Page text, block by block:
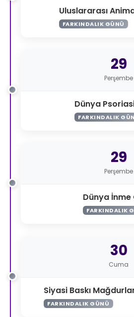
Uluslararası
FARKINDALIK GÜNÜ
29
Perşembe
Dünya
FARKINDALIK
29
Perşembe
Dünya İnme
FARKINDALIK
30
Cuma
Siyasi Baskı
FARKINDALIK GÜNÜ